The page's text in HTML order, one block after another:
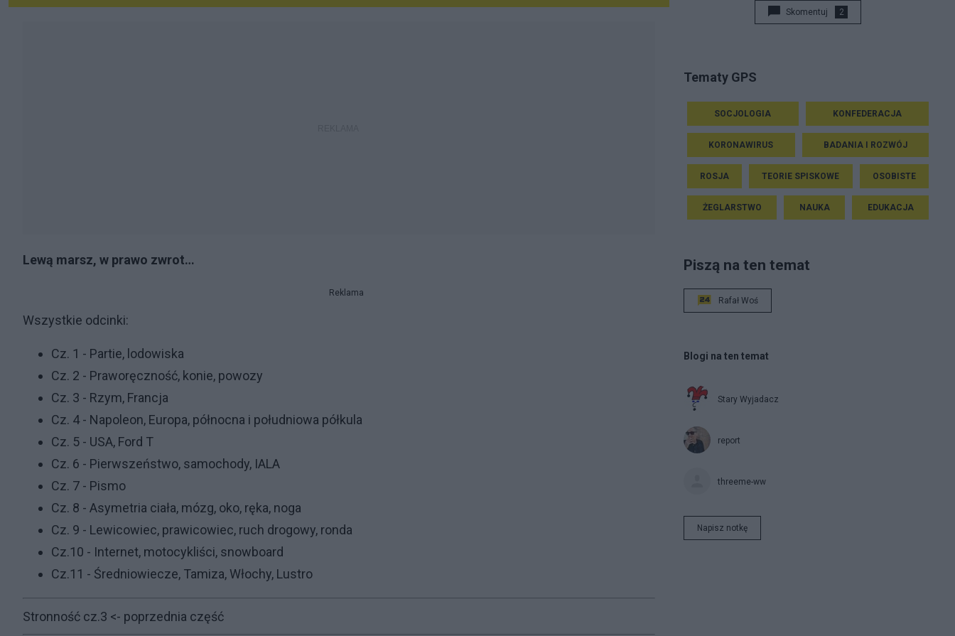
Lewą marsz, w prawo zwrot…
Reklama
Wszystkie odcinki:
Cz. 1 - Partie, lodowiska
Cz. 2 - Praworęczność, konie, powozy
Cz. 3 - Rzym, Francja
Cz. 4 - Napoleon, Europa, północna i południowa półkula
Cz. 5 - USA, Ford T
Cz. 6 - Pierwszeństwo, samochody, IALA
Cz. 7 - Pismo
Cz. 8 - Asymetria ciała, mózg, oko, ręka, noga
Cz. 9 - Lewicowiec, prawicowiec, ruch drogowy, ronda
Cz.10 - Internet, motocykliści, snowboard
Cz.11 - Średniowiecze, Tamiza, Włochy, Lustro
Stronność cz.3 <- poprzednia część
Skomentuj 2
Tematy GPS
SOCJOLOGIA KONFEDERACJA
KORONAWIRUS BADANIA I ROZWÓJ
ROSJA TEORIE SPISKOWE OSOBISTE
ŻEGLARSTWO NAUKA EDUKACJA
Piszą na ten temat
Rafał Woś
Blogi na ten temat
Stary Wyjadacz
report
threeme-ww
Napisz notkę